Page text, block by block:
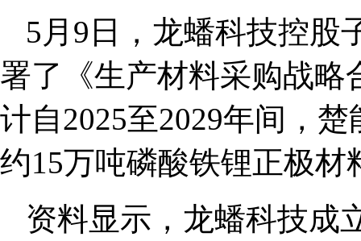
5月9日，龙蟠科技控股
署了《生产材料采购战略
计自2025至2029年间，
约15万吨磷酸铁锂正极
资料显示，龙蟠科技成